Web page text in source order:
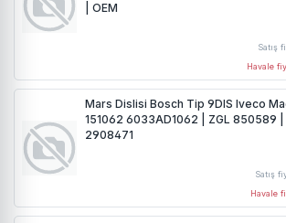
| OEM
Satış
Havale
Mars Dislisi Bosch Tip 9DIS Iveco
151062 6033AD1062 | ZGL 850589 |
2908471
Satış
Havale